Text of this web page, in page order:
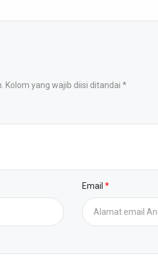
Kolom yang wajib diisi ditandai *
Email